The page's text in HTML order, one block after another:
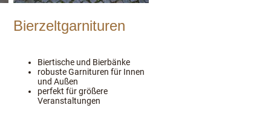
Bierzeltgarnituren
Biertische und Bierbänke
robuste Garnituren für Innen
und Außen
perfekt für größere
Veranstaltungen